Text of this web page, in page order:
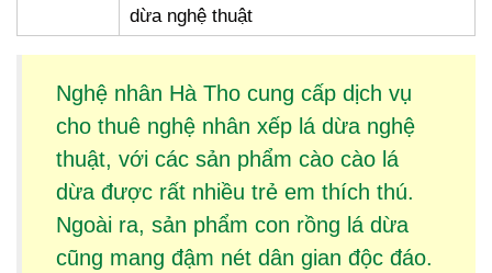
dừa nghệ thuật
Nghệ nhân Hà Tho cung cấp dịch vụ
cho thuê nghệ nhân xếp lá dừanghệ
thuật, với các sản phẩm cào cào lá
dừađược rất nhiều trẻ em thích thú.
Ngoài ra, sản phẩm con rồng lá dừa
cũng mang đậm nét dân gian độc đáo.